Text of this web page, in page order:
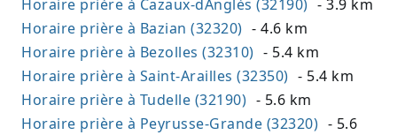
Horaire prière à Cazaux-dAnglès (32190) - 3.9 km
Horaire prière à Bazian (32320) - 4.6 km
Horaire prière à Bezolles (32310) - 5.4 km
Horaire prière à Saint-Arailles (32350) - 5.4 km
Horaire prière à Tudelle (32190) - 5.6 km
Horaire prière à Peyrusse-Grande (32320) - 5.6